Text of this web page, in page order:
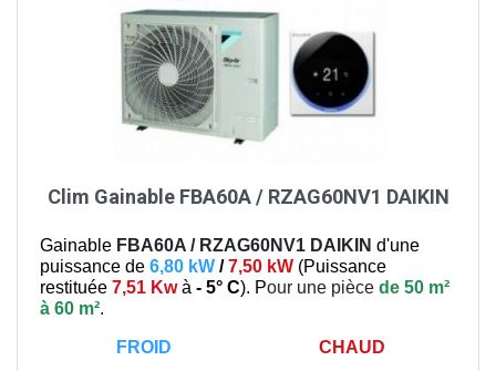
Clim Gainable FBA60A / RZAG60NV1 DAIKIN
Gainable FBA60A / RZAG60NV1 DAIKIN d'une
puissance de 6,80 kW /7,50 kW (Puissance
restituée 7,51 Kwà - 5° C). Pour une pièce de 50 m²
à 60 m².
FROID CHAUD